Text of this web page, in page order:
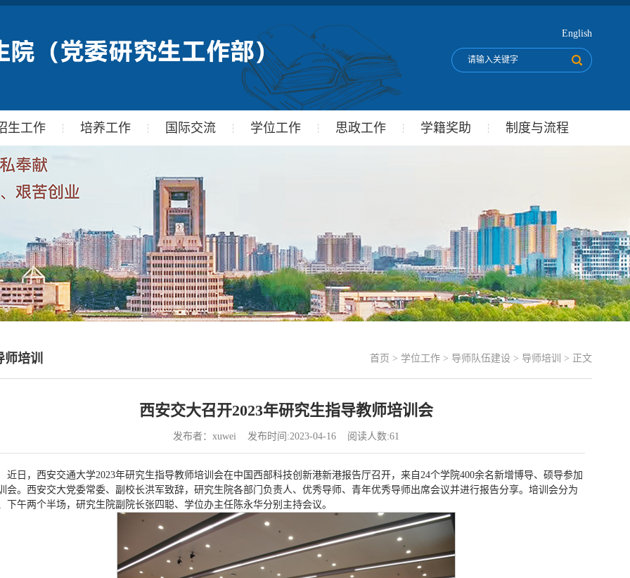
English
生工作 培养工作 国际交流 学位工作 思政工作 学籍奖助 制度与流程
首页 > 学位工作 > 导师队伍建设 > 导师培训 > 正文
师培训
西安交大召开2023年研究生指导教师培训会
发布者：xuwei 发布时间:2023-04-16 阅读人数:61
近日，西安交通大学2023年研究生指导教师培训会在中国西部科技创新港新港报告厅召开，来自24个学院400余名新增博导、硕导参加
会。西安交大党委常委、副校长洪军致辞，研究生院各部门负责人、优秀导师、青年优秀导师出席会议并进行报告分享。培训会分为
下午两个半场，研究生院副院长张四聪、学位办主任陈永华分别主持会议。